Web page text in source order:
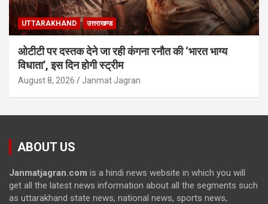
UTTARAKHAND उत्तराखण्ड
ओटीटी पर दस्तक देने जा रही कंगना रनौत की ‘भारत भाग्य
विधाता’, इस दिन होगी स्ट्रीम
August 8, 2026 Janmat Jagran
ABOUT US
Janmatjagran.com is a hindi news website in which you will
get all the latest news information about all the segments such
as uttarakhand state news, national news, sports news,